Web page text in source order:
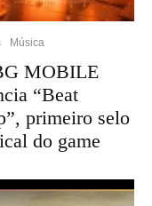
Música
MOBILE
“Beat
primeiro selo
do game